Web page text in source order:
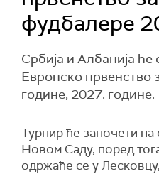
фудбалере
Србија и Албанија ће
Европско првенство
године, 2027. године.
Турнир ће започети на
Новом Саду, поред
одржаће се у